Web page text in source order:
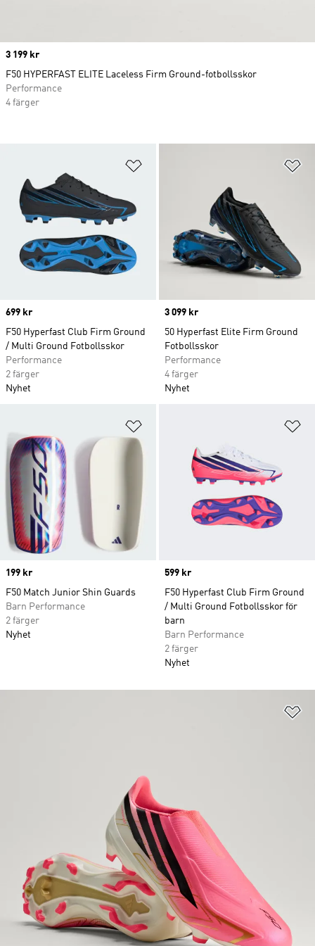
Price
699 kr
F50 Hyperfast Club Firm Ground
/ Multi Ground Fotbollsskor
Performance
2 färger
Nyhet
Price
3 099 kr
50 Hyperfast Elite Firm Ground
Fotbollsskor
Performance
4 färger
Nyhet
Price
199 kr
F50 Match Junior Shin Guards
Barn Performance
2 färger
Nyhet
Price
599 kr
F50 Hyperfast Club Firm Ground
/ Multi Ground Fotbollsskor för
barn
Barn Performance
2 färger
Nyhet
Price
3 199 kr
F50 HYPERFAST ELITE Laceless Firm Ground-fotbollsskor
Performance
4 färger